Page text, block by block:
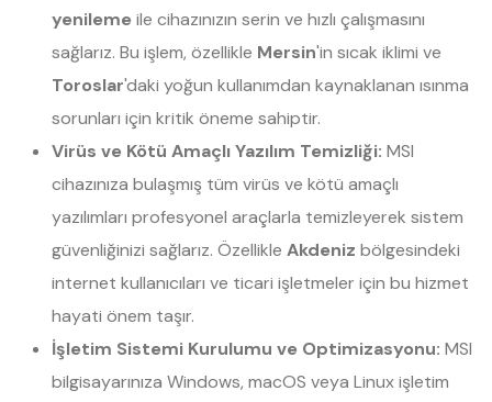
yenileme ile cihazınızın serin ve hızlı çalışmasını
sağlarız. Bu işlem, özellikle Mersin'in sıcak iklimi ve
Toroslar'daki yoğun kullanımdan kaynaklanan ısınma
sorunları için kritik öneme sahiptir.
Virüs ve Kötü Amaçlı Yazılım Temizliği: MSI
cihazınıza bulaşmış tüm virüs ve kötü amaçlı
yazılımları profesyonel araçlarla temizleyerek sistem
güvenliğinizi sağlarız. Özellikle Akdeniz bölgesindeki
internet kullanıcıları ve ticari işletmeler için bu hizmet
hayati önem taşır.
İşletim Sistemi Kurulumu ve Optimizasyonu: MSI
bilgisayarınıza Windows, macOS veya Linux işletim